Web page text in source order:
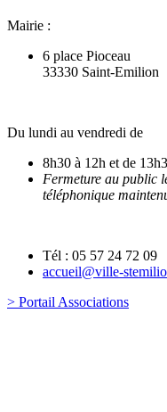
Mairie :
6 place Pioceau
33330 Saint-Emilion
Du lundi au vendredi de
8h30 à 12h et de
Fermeture au public
téléphonique
Tél : 05 57 24 72 09
accueil@ville-
> Portail Associations